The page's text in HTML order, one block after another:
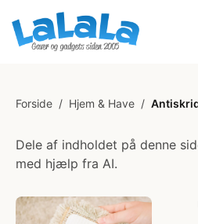
Forside / Hjem & Have /
Dele af indholdet på denne
med hjælp fra AI.